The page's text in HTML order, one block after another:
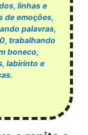
linhas e
de emoções,
palavras,
trabalhando
boneco,
labirinto e